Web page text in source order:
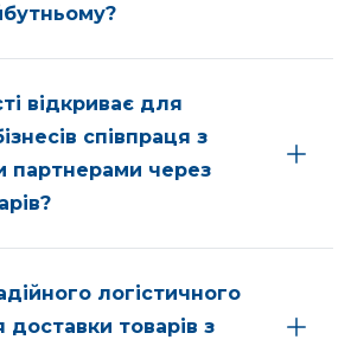
відкриває для
співпраця з
партнерами через
логістичного
товарів з